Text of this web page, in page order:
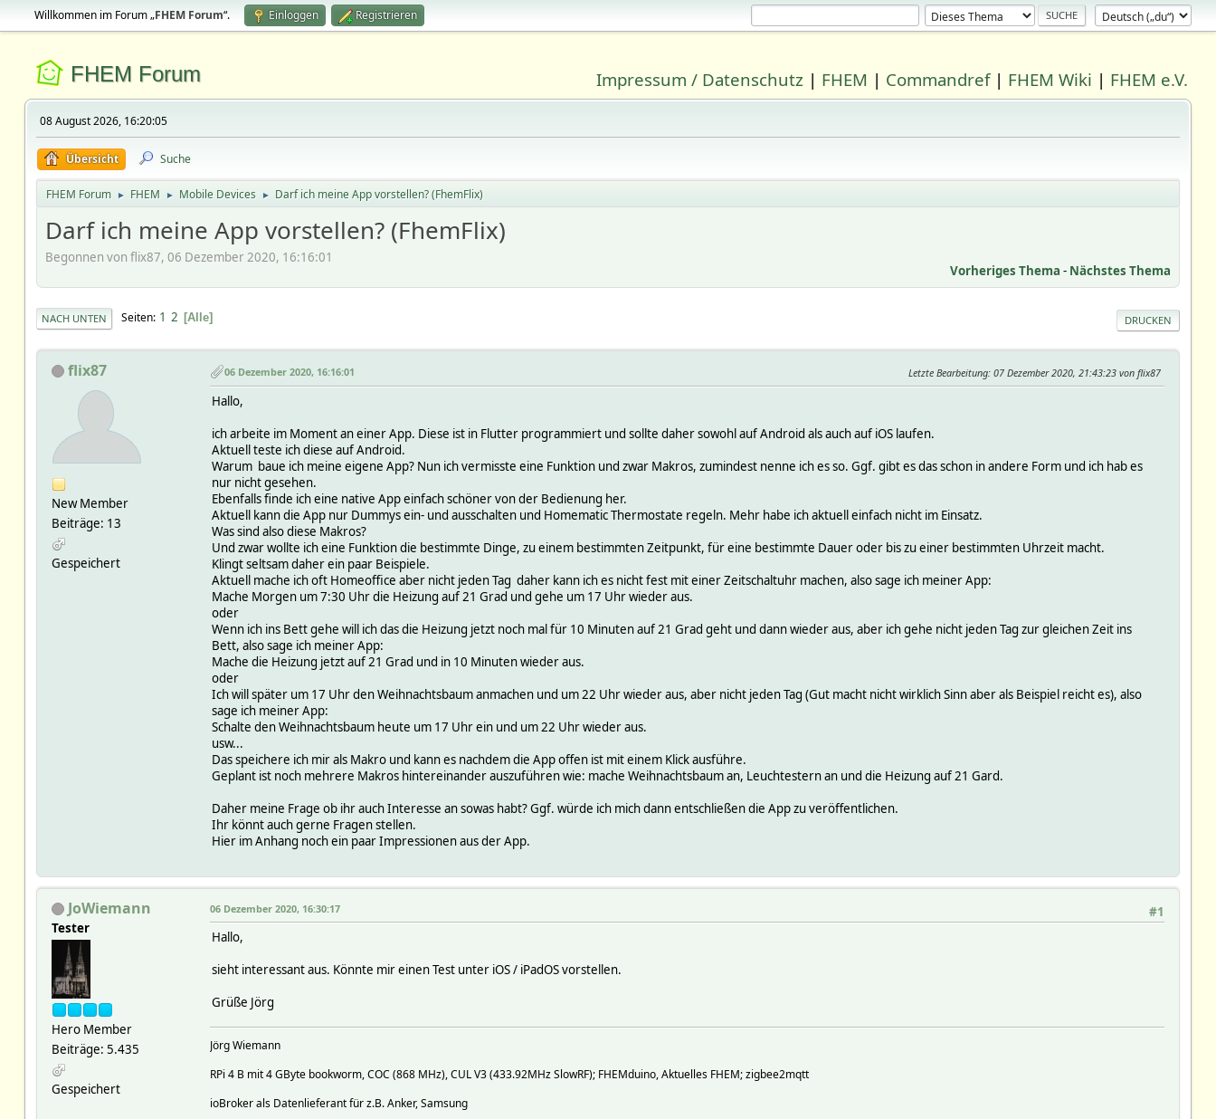
Willkommen im Forum „FHEM Forum“. Einloggen Registrieren
FHEM Forum Impressum / Datenschutz | FHEM | Commandref| FHEM Wiki | FHEM e.V.
08 August 2026, 16:20:05
Übersicht Suche
FHEM Forum ► FHEM ► Mobile Devices ► Darf ich meine App vorstellen? (FhemFlix)
Darf ich meine App vorstellen? (FhemFlix)
Begonnen von flix87, 06 Dezember 2020, 16:16:01
Vorheriges Thema - Nächstes Thema
DRUCKEN
NACH UNTEN Seiten 1 2 Alle
flix87
New Member
Beiträge: 13
Gespeichert
06 Dezember 2020, 16:16:01 Letzte Bearbeitung: 07 Dezember 2020, 21:43:23 von flix87
Hallo,
ich arbeite im Moment an einer App. Diese ist in Flutter programmiert und sollte daher sowohl auf Android als auch auf iOS laufen.
Aktuell teste ich diese auf Android.
Warum baue ich meine eigene App? Nun ich vermisste eine Funktion und zwar Makros, zumindest nenne ich es so. Ggf. gibt es das schon in andere Form und ich hab es
nur nicht gesehen.
Ebenfalls finde ich eine native App einfach schöner von der Bedienung her.
Aktuell kann die App nur Dummys ein- und ausschalten und Homematic Thermostate regeln. Mehr habe ich aktuell einfach nicht im Einsatz.
Was sind also diese Makros?
Und zwar wollte ich eine Funktion die bestimmte Dinge, zu einem bestimmten Zeitpunkt, für eine bestimmte Dauer oder bis zu einer bestimmten Uhrzeit macht.
Klingt seltsam daher ein paar Beispiele.
Aktuell mache ich oft Homeoffice aber nicht jeden Tag daher kann ich es nicht fest mit einer Zeitschaltuhr machen, also sage ich meiner App:
Mache Morgen um 7:30 Uhr die Heizung auf 21 Grad und gehe um 17 Uhr wieder aus.
oder
Wenn ich ins Bett gehe will ich das die Heizung jetzt noch mal für 10 Minuten auf 21 Grad geht und dann wieder aus, aber ich gehe nicht jeden Tag zur gleichen Zeit ins
Bett, also sage ich meiner App:
Mache die Heizung jetzt auf 21 Grad und in 10 Minuten wieder aus.
oder
Ich will später um 17 Uhr den Weihnachtsbaum anmachen und um 22 Uhr wieder aus, aber nicht jeden Tag (Gut macht nicht wirklich Sinn aber als Beispiel reicht es), also
sage ich meiner App:
Schalte den Weihnachtsbaum heute um 17 Uhr ein und um 22 Uhr wieder aus.
usw...
Das speichere ich mir als Makro und kann es nachdem die App offen ist mit einem Klick ausführe.
Geplant ist noch mehrere Makros hintereinander auszuführen wie: mache Weihnachtsbaum an, Leuchtestern an und die Heizung auf 21 Gard.
Daher meine Frage ob ihr auch Interesse an sowas habt? Ggf. würde ich mich dann entschließen die App zu veröffentlichen.
Ihr könnt auch gerne Fragen stellen.
Hier im Anhang noch ein paar Impressionen aus der App.
JoWiemann
Tester
Hero Member
Beiträge: 5.435
Gespeichert
#1
06 Dezember 2020, 16:30:17
Hallo,
sieht interessant aus. Könnte mir einen Test unter iOS / iPadOS vorstellen.
Grüße Jörg
Jörg Wiemann
RPi 4 B mit 4 GByte bookworm, COC (868 MHz), CUL V3 (433.92MHz SlowRF); FHEMduino, Aktuelles FHEM; zigbee2mqtt
ioBroker als Datenlieferant für z.B. Anker, Samsung